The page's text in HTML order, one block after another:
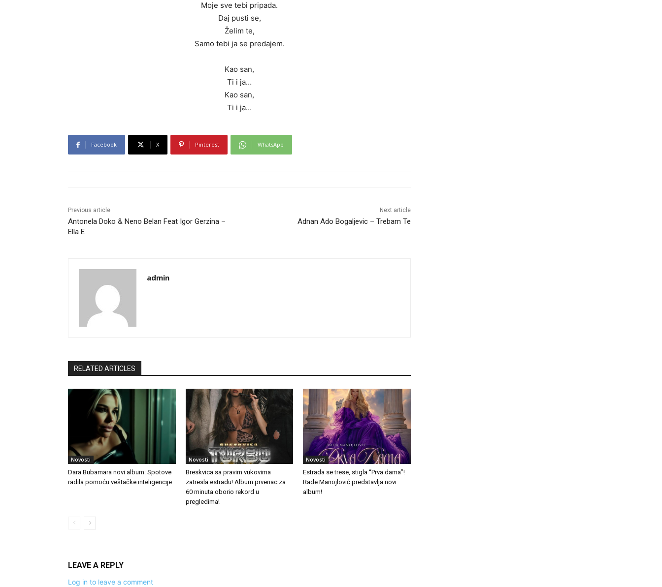
Moje sve tebi pripada.
Daj pusti se,
Želim te,
Samo tebi ja se predajem.
Kao san,
Ti i ja…
Kao san,
Ti i ja…
Facebook X Pinterest WhatsApp
Previous article
Antonela Doko & Neno Belan Feat Igor Gerzina –
Ella E
Next article
Adnan Ado Bogaljevic – Trebam Te
admin
RELATED ARTICLES
Novosti
Dara Bubamara novi album: Spotove
radila pomoću veštačke inteligencije
Novosti
Breskvica sa pravim vukovima
zatresla estradu! Album prvenac za
60 minuta oborio rekord u
pregledima!
Novosti
Estrada se trese, stigla “Prva dama”!
Rade Manojlović predstavlja novi
album!
LEAVE A REPLY
Log in to leave a comment